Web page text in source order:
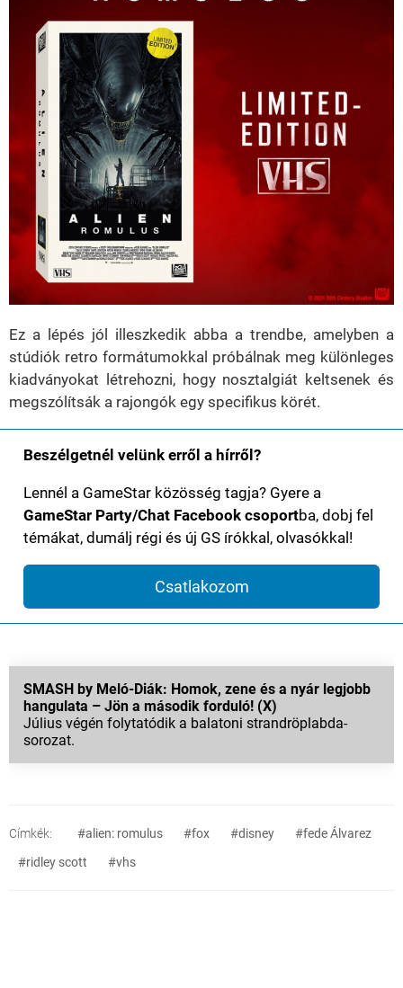
Ez a lépés jól illeszkedik abba a trendbe, amelyben a
stúdiók retro formátumokkal próbálnak meg különleges
kiadványokat létrehozni, hogy nosztalgiát keltsenek és
megszólítsák a rajongók egy specifikus körét.
Beszélgetnél velünk erről a hírről?
Lennél a GameStar közösség tagja? Gyere a
GameStar Party/Chat Facebook csoportba, dobj fel
témákat, dumálj régi és új GS írókkal, olvasókkal!
Csatlakozom
SMASH by Meló-Diák: Homok, zene és a nyár legjobb
hangulata – Jön a második forduló! (X)
Július végén folytatódik a balatoni strandröplabda-
sorozat.
Címkék: #alien: romulus #fox #disney
#fede Álvarez
#ridley scott
#vhs